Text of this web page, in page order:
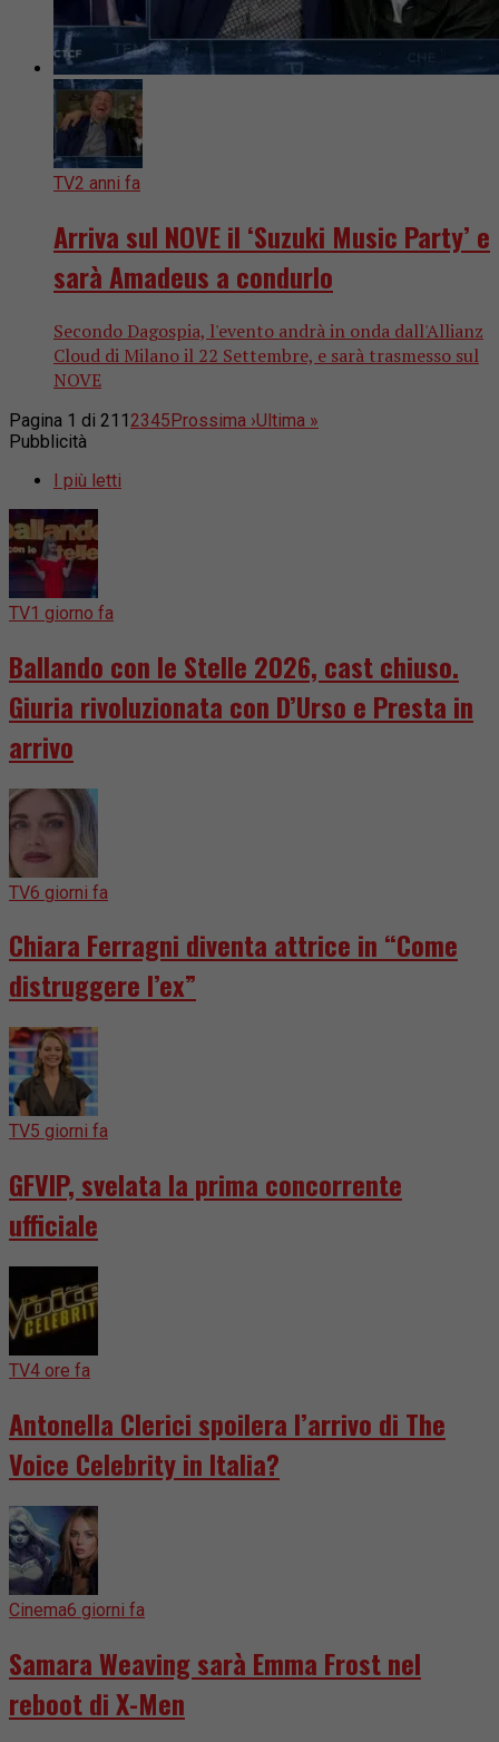
TV2 anni fa
Arriva sul NOVE il ‘Suzuki Music Party’ e
sarà Amadeus a condurlo
Secondo Dagospia, l'evento andrà in onda dall'Allianz
Cloud di Milano il 22 Settembre, e sarà trasmesso sul
NOVE
Pagina 1 di 21 1 2345Prossima ›Ultima »
Pubblicità
I più letti
TV1 giorno fa
Ballando con le Stelle 2026, cast chiuso.
Giuria rivoluzionata con D’Urso e Presta in
arrivo
TV6 giorni fa
Chiara Ferragni diventa attrice in “Come
distruggere l’ex”
TV5 giorni fa
GFVIP, svelata la prima concorrente
ufficiale
TV4 ore fa
Antonella Clerici spoilera l’arrivo di The
Voice Celebrity in Italia?
Cinema6 giorni fa
Samara Weaving sarà Emma Frost nel
reboot di X-Men